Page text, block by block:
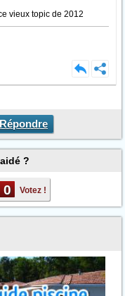
vieux topic de 2012
Répondre
?
0 Votez !